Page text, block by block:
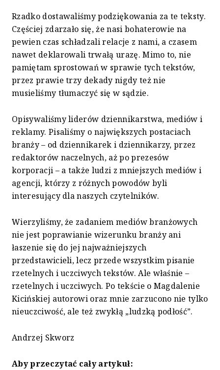
Rzadko dostawaliśmy podziękowania za te teksty.
Częściej zdarzało się, że nasi bohaterowie na
pewien czas schładzali relacje z nami, a czasem
nawet deklarowali trwałą urazę. Mimo to, nie
pamiętam sprostowań w sprawie tych tekstów,
przez prawie trzy dekady nigdy też nie
musieliśmy tłumaczyć się w sądzie.
Opisywaliśmy liderów dziennikarstwa, mediów i
reklamy. Pisaliśmy o największych postaciach
branży – od dziennikarek i dziennikarzy, przez
redaktorów naczelnych, aż po prezesów
korporacji – a także ludzi z mniejszych mediów i
agencji, którzy z różnych powodów byli
interesujący dla naszych czytelników.
Wierzyliśmy, że zadaniem mediów branżowych
nie jest poprawianie wizerunku branży ani
łaszenie się do jej najważniejszych
przedstawicieli, lecz przede wszystkim pisanie
rzetelnych i uczciwych tekstów. Ale właśnie –
rzetelnych i uczciwych. Po tekście o Magdalenie
Kicińskiej autorowi oraz mnie zarzucono nie tylko
nieuczciwość, ale też zwykłą „ludzką podłość”.
Andrzej Skworz
Aby przeczytać cały artykuł: